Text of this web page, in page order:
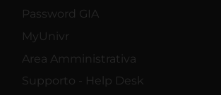
Password GIA
MyUnivr
Area Amministrativa
Supporto - Help Desk